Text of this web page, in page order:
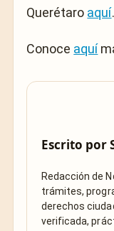
Querétaro aquí.
Conoce aquí
Escrito por
Redacción de
trámites,
derechos
verificada,